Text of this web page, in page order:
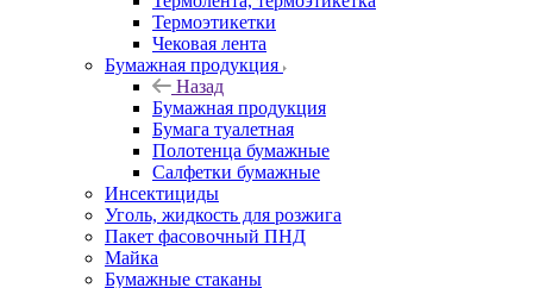
Термоэтикетки
Чековая лента
Бумажная продукция
Назад
Бумажная продукция
Бумага туалетная
Полотенца бумажные
Салфетки бумажные
Инсектициды
Уголь, жидкость для розжига
Пакет фасовочный ПНД
Майка
Бумажные стаканы